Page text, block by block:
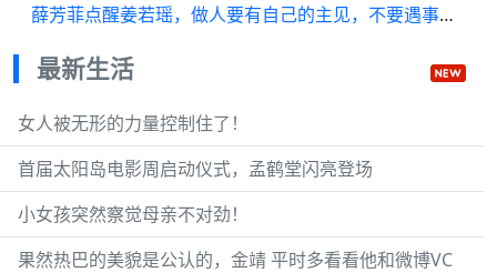
薛芳菲点醒姜若瑶，做人要有自己的主见，不要遇事就躲
最新生活
女人被无形的力量控制住了！
首届太阳岛电影周启动仪式，孟鹤堂闪亮登场
小女孩突然察觉母亲不对劲！
果然热巴的美貌是公认的，金靖 平时多看看他和微博VC